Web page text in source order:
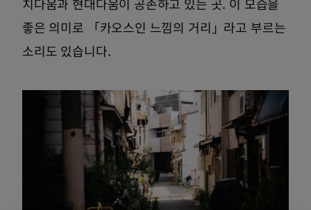
치다움과 현대다움이 공존하고 있는 곳. 이 모습을
좋은 의미로 「카오스인 느낌의 거리」라고 부르는
소리도 있습니다.